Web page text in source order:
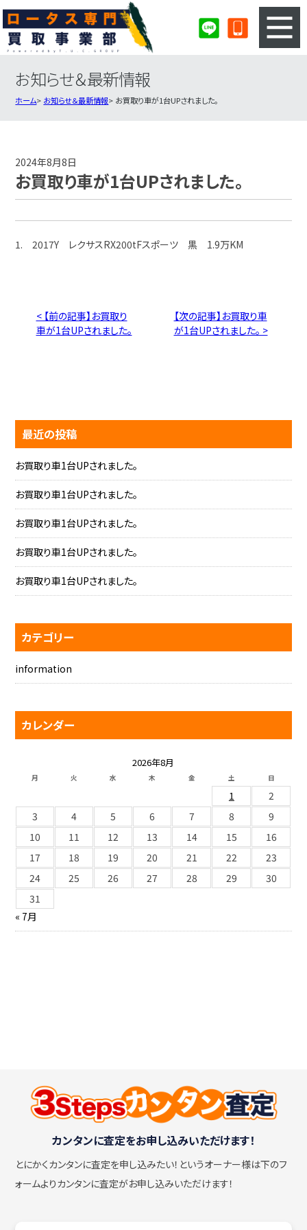
3ステップのカンタン査定
ロータス買取実績
お知らせ＆最新情報
ホーム お知らせ＆最新情報 お買取り車が1台UPされました。
2024年8月8日
お買取り車が1台UPされました。
1. 2017Y レクサスRX200tFスポーツ 黒 1.9万KM
< 【前の記事】お買取り
車が1台UPされました。
【次の記事】お買取り車
が1台UPされました。 >
最近の投稿
お買取り車1台UPされました。
お買取り車1台UPされました。
お買取り車1台UPされました。
お買取り車1台UPされました。
お買取り車1台UPされました。
カテゴリー
information
カレンダー
2026年8月
月 火 水 木 金 土 日
1
2
3
4 5 6 7 8
9
10
11 12 13 14 15
16
17
18 19 20 21 22
23
24
25 26 27 28 29
30
31
« 7月
カンタンに査定をお申し込みいただけます！
とにかくカンタンに査定を申し込みたい！ というオーナー様は下のフ
ォームよりカンタンに査定がお申し込みいただけます！